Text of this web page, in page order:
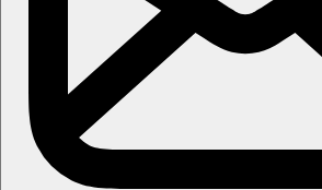
Oficiální kategorie
4 hvězdičky
Vzdálenosti
Turistické centrum